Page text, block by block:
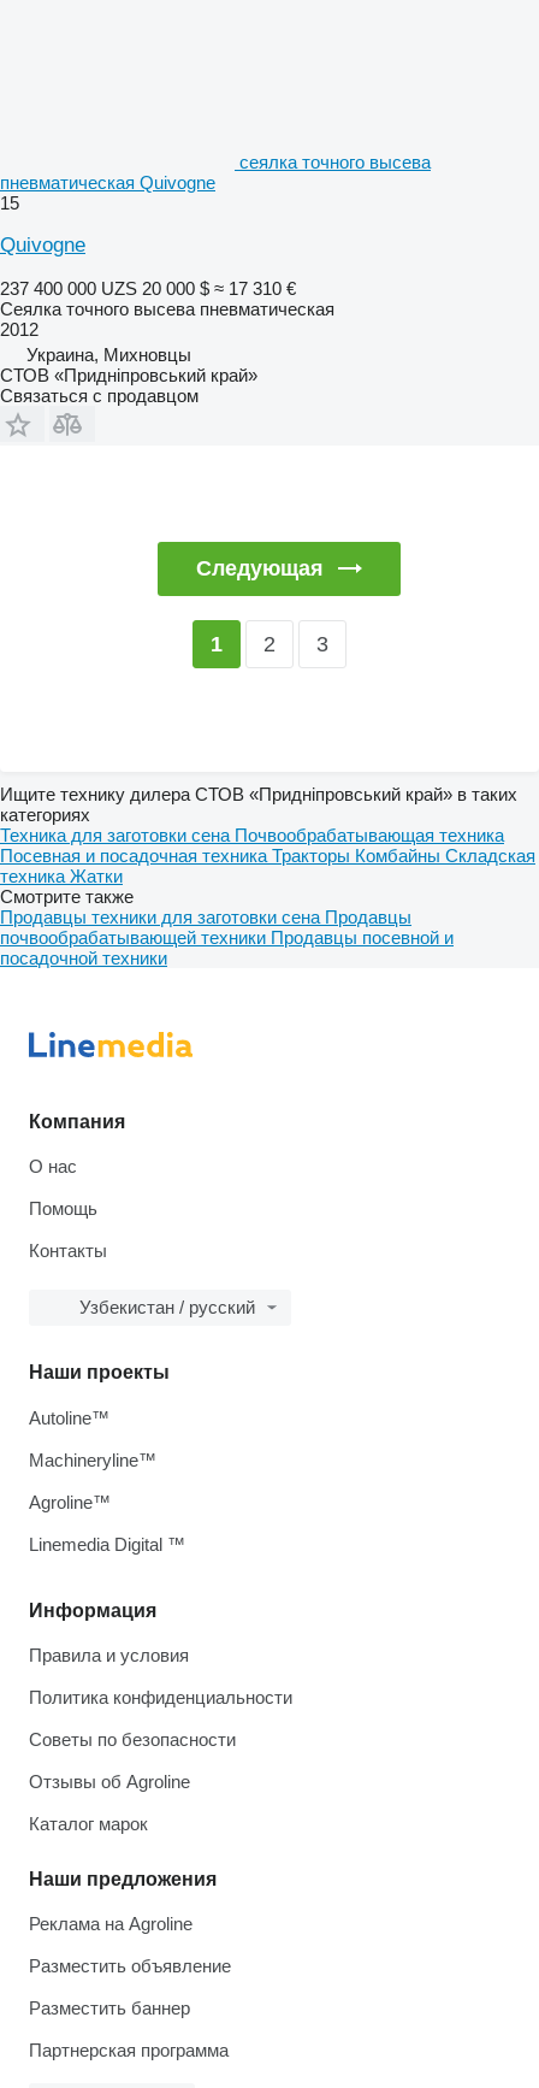
сеялка точного высева
пневматическая Quivogne
15
Quivogne
237 400 000 UZS 20 000 $ ≈ 17 310 €
Сеялка точного высева пневматическая
2012
Украина, Михновцы
СТОВ «Придніпровський край»
Связаться с продавцом
Следующая
1 2 3
Ищите технику дилера СТОВ «Придніпровський край» в таких
категориях
Техника для заготовки сена Почвообрабатывающая техника
Посевная и посадочная техника Тракторы Комбайны Складская
техника Жатки
Смотрите также
Продавцы техники для заготовки сена Продавцы
почвообрабатывающей техники Продавцы посевной и
посадочной техники
Компания
О нас
Помощь
Контакты
Узбекистан / русский
Информация
Правила и условия
Политика конфиденциальности
Советы по безопасности
Отзывы об Agroline
Каталог марок
Наши предложения
Реклама на Agroline
Разместить объявление
Разместить баннер
Партнерская программа
Наши проекты
Autoline™
Machineryline™
Agroline™
Linemedia Digital ™